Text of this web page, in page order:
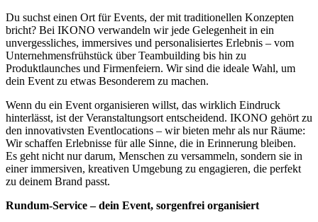
Du suchst einen Ort für Events, der mit traditionellen Konzepten
bricht? Bei IKONO verwandeln wir jede Gelegenheit in ein
unvergessliches, immersives und personalisiertes Erlebnis – vom
Unternehmensfrühstück über Teambuilding bis hin zu
Produktlaunches und Firmenfeiern. Wir sind die ideale Wahl, um
dein Event zu etwas Besonderem zu machen.
Wenn du ein Event organisieren willst, das wirklich Eindruck
hinterlässt, ist der Veranstaltungsort entscheidend. IKONO gehört zu
den innovativsten Eventlocations – wir bieten mehr als nur Räume:
Wir schaffen Erlebnisse für alle Sinne, die in Erinnerung bleiben.
Es geht nicht nur darum, Menschen zu versammeln, sondern sie in
einer immersiven, kreativen Umgebung zu engagieren, die perfekt
zu deinem Brand passt.
Rundum-Service – dein Event, sorgenfrei organisiert